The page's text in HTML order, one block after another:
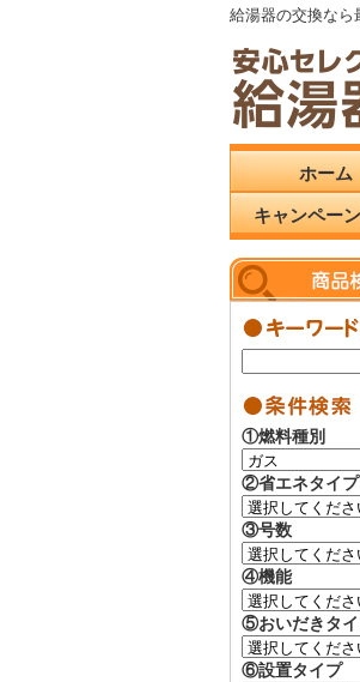
給湯器の交換なら
ホーム
キャンペー
①燃料種別
②省エネタイプ
③号数
④機能
⑤おいだきタ
⑥設置タイプ